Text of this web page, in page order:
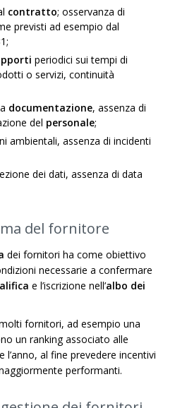
contratto; osservanza di
previsti ad esempio dal
periodici sui tempi di
o servizi, continuità
documentazione, assenza di
del personale;
ambientali, assenza di incidenti
dei dati, assenza di data
del fornitore
dei fornitori ha come obiettivo
necessarie a confermare
e l’iscrizione nell’albo dei
fornitori, ad esempio una
un ranking associato alle
al fine prevedere incentivi
performanti.